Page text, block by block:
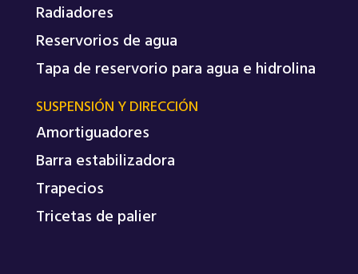
Radiadores
Reservorios de agua
Tapa de reservorio para agua e hidrolina
SUSPENSIÓN Y DIRECCIÓN
Amortiguadores
Barra estabilizadora
Trapecios
Tricetas de palier